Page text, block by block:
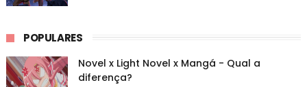
POPULARES
Novel x Light Novel x Mangá - Qual a
diferença?